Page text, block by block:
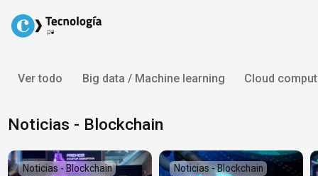
content
Ver todo Big data / Machine learning Cloud
Noticias - Blockchain
Noticias - Blockchain Noticias - Blockchain